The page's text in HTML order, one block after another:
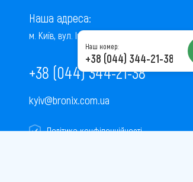
Наша адреса:
м. Київ, вул. Інститутська, 22/7, оф. 41
+38 (044) 344-21-38
kyiv@bronix.com.ua
Політика конфіденційності
Наш номер:
+38 (044) 344-21-38